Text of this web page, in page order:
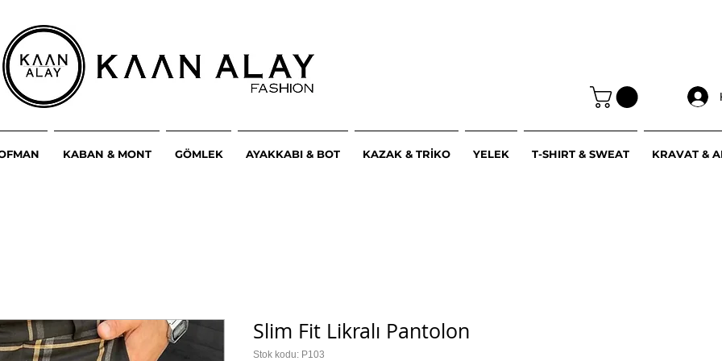
KABAN & MONT GÖMLEK AYAKKABI & BOT KAZAK & TRİKO YELEK T-SHIRT & SWEAT KRAVAT &
Slim Fit Likralı Pantolon
Stok kodu: P103